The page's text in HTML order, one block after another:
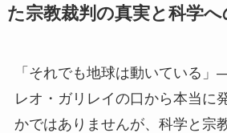
た宗教裁判の真実と科学へ
「それでも地球は動いている」
レオ・ガリレイの口から本当に
かではありませんが、科学と宗